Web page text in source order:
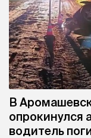
В
опрокинулся
водитель